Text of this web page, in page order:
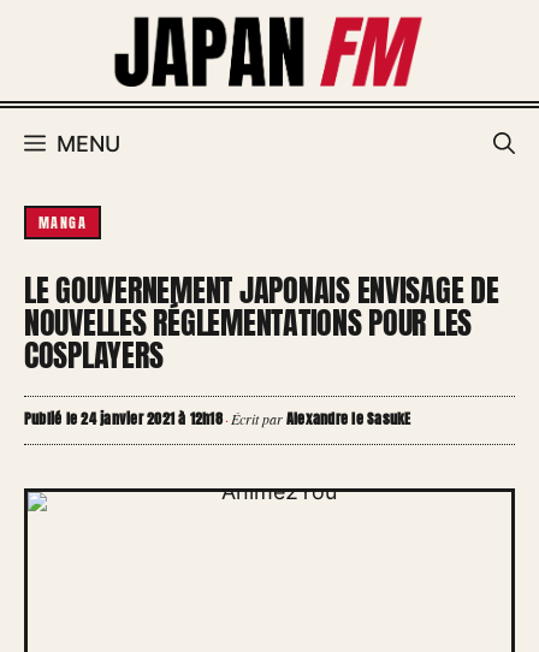
MENU
MANGA
LE GOUVERNEMENT JAPONAIS ENVISAGE DE
NOUVELLES RÉGLEMENTATIONS POUR LES
COSPLAYERS
Publié le 24 janvier 2021 à 12h18·Écrit parAlexandre le SasukE